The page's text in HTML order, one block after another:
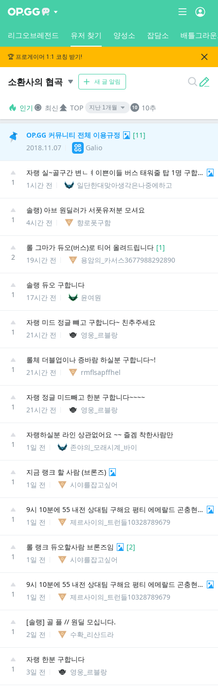
리그오브레전드 유저 찾기 양성소 잡담소 배틀그라
🏆 프로게이머 1:1 코칭 받기!
소환사의 협곡 새 글 알림
인기 최신 TOP 10추
OP.GG 커뮤니티 전체 이용규정 [11]
2018.11.07
Galio
1
자랭 실~골구간 변ㄴㅕ이쁜이들 버스 태워줄 탑 1명 구합니다
1시간 전
일단한대맞아생각은나중에하고
1
솔랭) 아브 원딜러가 서폿유저분 모셔요
4시간 전
향로폿구함
2
롤 그마가 듀오(버스)로 티어 올려드립니다 [1]
19시간 전
용암의_카서스3677988292890
1
솔랭 듀오 구합니다
17시간 전
윤여원
1
자랭 미드 정글 뺴고 구합니다~ 친추주세요
21시간 전
영웅_르블랑
1
롤체 더블업이나 증바람 하실분 구합니다~!
21시간 전
rmflsapffhel
1
자랭 정글 미드빼고 한분 구합니다~~~~
21시간 전
영웅_르블랑
1
자랭하실분 라인 상관없어요 ~~ 즐겜 착한사람만
1일 전
존야의_모래시계_바이
1
지금 랭크 할 사람 (브론즈)
1일 전
시야를잡고싶어
1
9시 10분에 55 내전 상대팀 구해요 평티 에메랄드 곤충현#kr3
1일 전
제르사이의_트런들10328789679
1
롤 랭크 듀오할사람 브론즈임 [2]
1일 전
시야를잡고싶어
1
9시 10분에 55 내전 상대팀 구해요 평티 에메랄드 곤충현#kr3
1일 전
제르사이의_트런들10328789679
1
[솔랭] 골 플 // 원딜 모십니다.
2일 전
수확_리산드라
1
자랭 한분 구합니다
3일 전
영웅_르블랑